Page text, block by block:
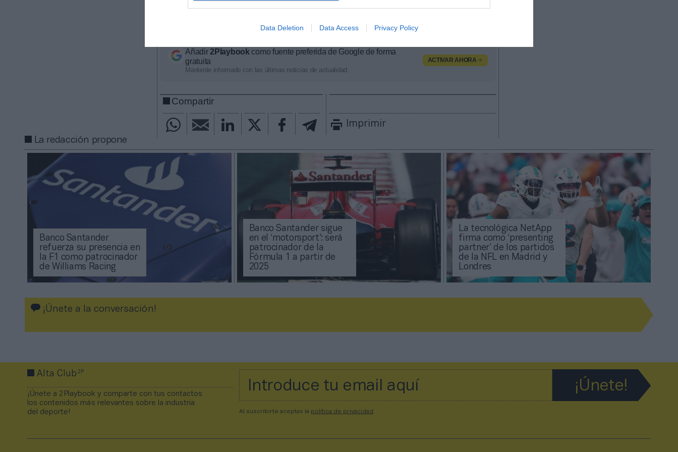
Data Deletion Data Access Privacy Policy
ventana comercialtanto para los clubes implicados como para las marcas
comenzará el 8 de julio de 2025.
Añadir2Playbook como fuente preferida de Google de forma
gratuita
Mantente informado con las últimas noticias de actualidad.
ACTIVAR AHORA
Compartir
Imprimir
La redacción propone
Banco Santander
refuerza su presencia en
la F1 como patrocinador
de Williams Racing
Banco Santander sigue
en el ‘motorsport’: será
patrocinador de la
Fórmula 1 a partir de
2025
La tecnológica NetApp
firma como ‘presenting
partner’ de los partidos
de la NFL en Madrid y
Londres
¡Únete a la conversación!
Alta Club2P
¡Únete a 2Playbook y comparte con tus contactos
los contenidos más relevantes sobre la industria
del deporte!
Al suscribirte aceptas la política de privacidad